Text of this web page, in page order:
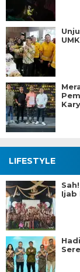
LIFESTYLE
Ijab